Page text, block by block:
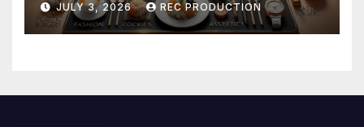
JULY 3, 2026 REC PRODUCTION